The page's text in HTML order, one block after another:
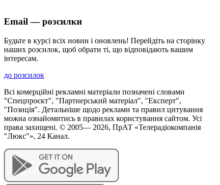
Email — розсилки
Будьте в курсі всіх новин і оновлень! Перейдіть на сторінку
наших розсилок, щоб обрати ті, що відповідають вашим
інтересам.
до розсилок
Всі комерційні рекламні матеріали позначені словами
"Спецпроєкт", "Партнерський матеріал", "Експерт",
"Позиція". Детальніше щодо реклами та правил цитування
можна ознайомитись в правилах користування сайтом. Усі
права захищені. © 2005— 2026, ПрАТ «Телерадіокомпанія
"Люкс"», 24 Канал.